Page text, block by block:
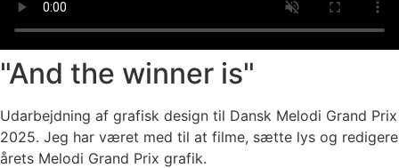
"And the winner is"
Udarbejdning af grafisk design til Dansk Melodi Grand Prix
2025. Jeg har været med til at filme, sætte lys og redigere
årets Melodi Grand Prix grafik.